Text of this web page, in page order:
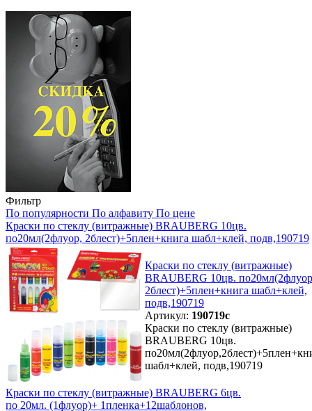
Фильтр
По популярности По алфавиту По цене
Краски по стеклу (витражные) BRAUBERG 10цв.
по20мл(2флуор, 2блест)+5плен+книга шабл+клей, подв,190719
Краски по стеклу (витражные)
BRAUBERG 10цв.
2блест)+5плен+книга шабл+клей,
подв,190719
Артикул: 190719с
Краски по стеклу (витражные)
BRAUBERG 10цв.
шабл+клей, подв,190719
Краски по стеклу (витражные) BRAUBERG 6цв.
по 20мл. (1флуор)+ 1пленка+12шаблонов,